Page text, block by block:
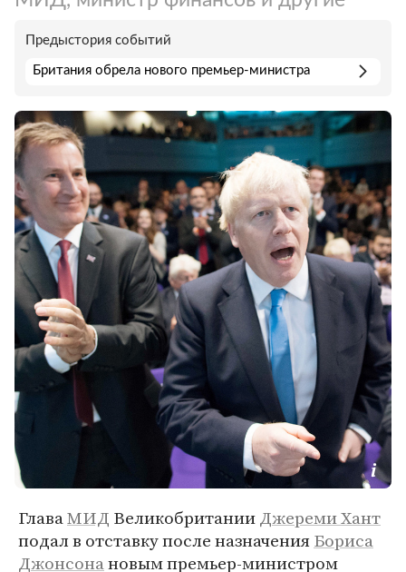
Предыстория событий
Британия обрела нового премьер-министра
ГлаваМИД ВеликобританииДжереми Хант
подал в отставку после назначенияБориса
Джонсонановым премьер-министром